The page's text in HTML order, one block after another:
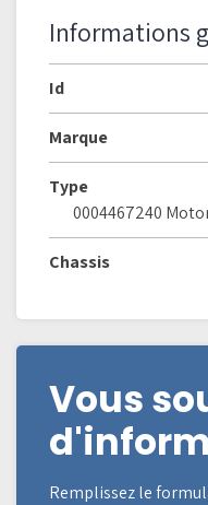
Informations
Id
Marque
Type
0004467240
Chassis
Vous
Remplissez le